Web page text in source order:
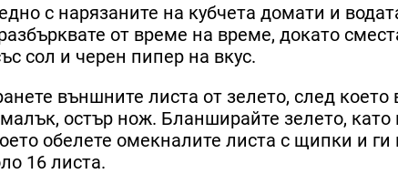
с нарязаните на кубчета домати и
от време на време, докато
сол и черен пипер на вкус.
външните листа от зелето, след
остър нож. Бланширайте зелето, като
обелете омекналите листа с щипки и ги
16 листа.